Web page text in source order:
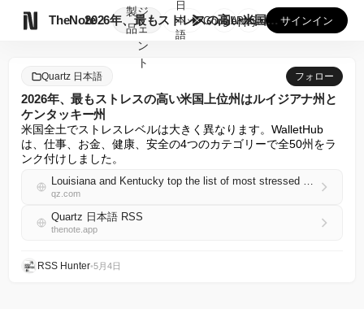
TheNote
製
品
ジ
ェ
ン
ト
2026年、最もストレスの高い米国上位州はルイジアナ州とケン...
日
本
語
GooglePlay
AppStore サインイン
Quartz 日本語 フォロー
2026年、最もストレスの高い米国上位州はルイジアナ州と
ケンタッキー州
米国全土でストレスレベルは大きく異なります。WalletHub
は、仕事、お金、健康、安全の4つのカテゴリーで全50州をラ
ンク付けしました。
Louisiana and Kentucky top the list of most stressed U.S. states in 2026
qz.com
Quartz 日本語 RSS
thenote.app
RSS Hunter•5月4日